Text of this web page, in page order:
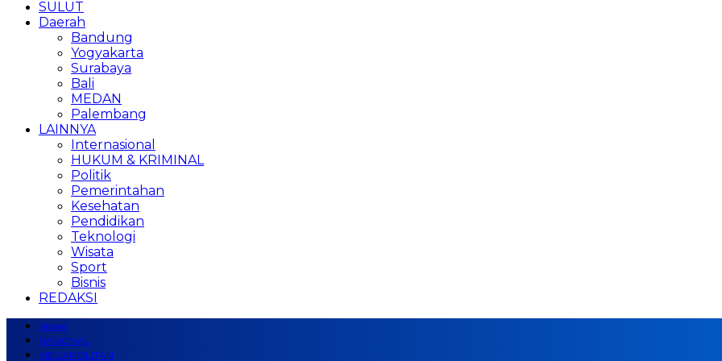
SULUT
Daerah
Bandung
Yogyakarta
Surabaya
Bali
MEDAN
Palembang
LAINNYA
Internasional
HUKUM & KRIMINAL
Politik
Pemerintahan
Kesehatan
Pendidikan
Teknologi
Wisata
Sport
Bisnis
REDAKSI
Home
NASIONAL
MEGAPOLITAN